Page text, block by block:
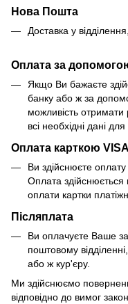
Нова Пошта
Доставка у
Оплата за
Якщо Ви бажаєте
банку або ж за
можливість отримати
всі необхідні дані
Оплата карткою
Ви здійснюєте
Оплата
оплати картки
Післяплата
Ви оплачуєте Ваше
поштовому
або ж кур'єру.
Ми здійснюємо
відповідно до вимог